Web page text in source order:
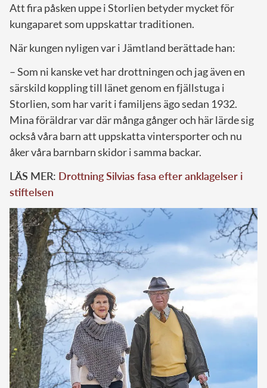
Att fira påsken uppe i Storlien betyder mycket för
kungaparet som uppskattar traditionen.
När kungen nyligen var i Jämtland berättade han:
– Som ni kanske vet har drottningen och jag även en
särskild koppling till länet genom en fjällstuga i
Storlien, som har varit i familjens ägo sedan 1932.
Mina föräldrar var där många gånger och här lärde sig
också våra barn att uppskatta vintersporter och nu
åker våra barnbarn skidor i samma backar.
LÄS MER: Drottning Silvias fasa efter anklagelser i
stiftelsen